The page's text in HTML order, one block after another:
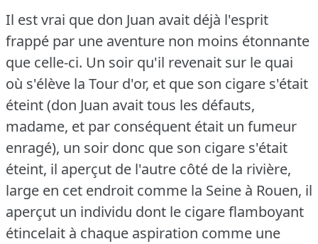
Il est vrai que don Juan avait déjà l'esprit
frappé par une aventure non moins étonnante
que celle-ci. Un soir qu'il revenait sur le quai
où s'élève la Tour d'or, et que son cigare s'était
éteint (don Juan avait tous les défauts,
madame, et par conséquent était un fumeur
enragé), un soir donc que son cigare s'était
éteint, il aperçut de l'autre côté de la rivière,
large en cet endroit comme la Seine à Rouen, il
aperçut un individu dont le cigare flamboyant
étincelait à chaque aspiration comme une